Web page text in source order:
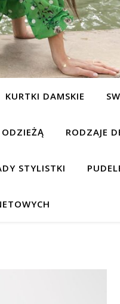
KURTKI DAMSKIE
RODZAJE
STYLISTKI